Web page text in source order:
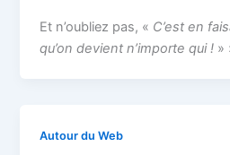
Et n’oubliez pas, « C’est en
qu’on devient n’importe qui ! »
Autour du Web